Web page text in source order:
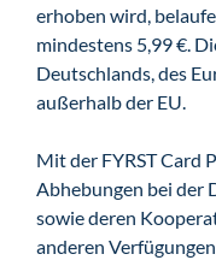
erhoben wird,
mindestens 5,99 €.
Deutschlands, des
außerhalb der EU.
Mit der FYRST Card
Abhebungen bei der
sowie deren
anderen